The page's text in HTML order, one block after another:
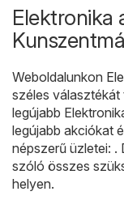
Elektronika
Weboldalunkon
széles választékát
legújabb
legújabb akciókat
népszerű üzletei: .
szóló összes
helyen.